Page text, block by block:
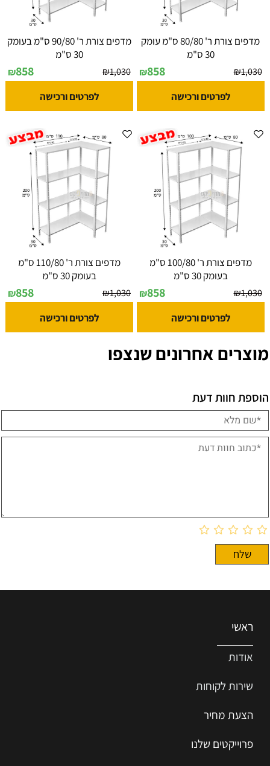
מדפים צורת ר' 80/80 ס"מ עומק
30 ס"מ
₪1,030
₪858
לפרטים ורכישה
מדפים צורת ר' 90/80 ס"מ בעומק
30 ס"מ
₪1,030
₪858
לפרטים ורכישה
מדפים צורת ר' 100/80 ס"מ
בעומק 30 ס"מ
₪1,030
₪858
לפרטים ורכישה
מדפים צורת ר' 110/80 ס"מ
בעומק 30 ס"מ
₪1,030
₪858
לפרטים ורכישה
מוצרים אחרונים שנצפו
הוספת חוות דעת
ראשי
אודות
שירות לקוחות
הצעת מחיר
פרוייקטים שלנו